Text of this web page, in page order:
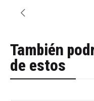
También
de estos